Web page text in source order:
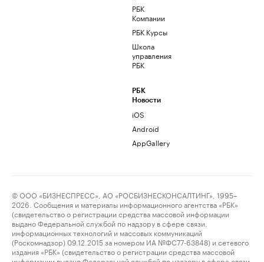
РБК
Компании
РБК Курсы
Школа
управления
РБК
РБК
Новости
iOS
Android
AppGallery
© ООО «БИЗНЕСПРЕСС», АО «РОСБИЗНЕСКОНСАЛТИНГ», 1995–
2026. Сообщения и материалы информационного агентства «РБК»
(свидетельство о регистрации средства массовой информации
выдано Федеральной службой по надзору в сфере связи,
информационных технологий и массовых коммуникаций
(Роскомнадзор) 09.12.2015 за номером ИА №ФС77-63848) и сетевого
издания «РБК» (свидетельство о регистрации средства массовой